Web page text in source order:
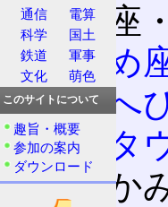
へび座
おとめ
うみへ
ケンタ
おおか
通信
電算
科学
国土
鉄道
軍事
文化
萌色
このサイトについて
趣旨・概要
参加の案内
ダウンロード